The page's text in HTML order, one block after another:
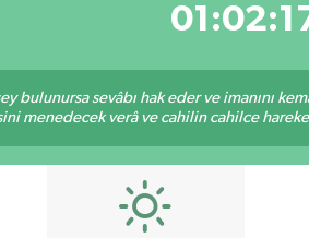
bulunursa sevâbı hak eder ve imanını
menedecek verâ ve cahilin cahilce